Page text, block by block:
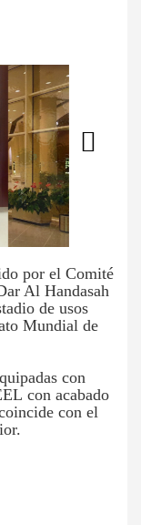
por el Comité
Al Handasah
de usos
Mundial de
con
con acabado
con el